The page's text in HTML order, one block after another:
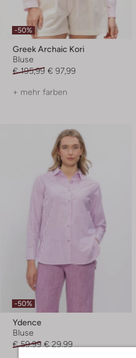
-50%
Greek Archaic Kori
Bluse
€ 195,99 € 97,99
+ mehr farben
-50%
Ydence
Bluse
€ 59,99 € 29,99